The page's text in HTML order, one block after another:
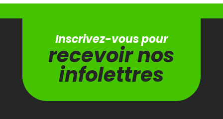
Inscrivez-vous pour
recevoir nos
infolettres